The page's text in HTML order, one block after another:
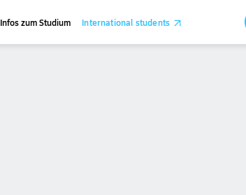
Infos zum Studium International students